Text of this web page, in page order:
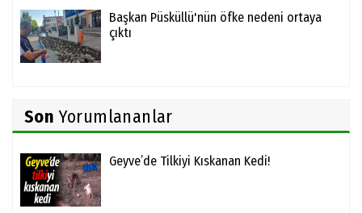
Başkan Püsküllü'nün öfke nedeni ortaya
çıktı
Son Yorumlananlar
Geyve’de Tilkiyi Kıskanan Kedi!